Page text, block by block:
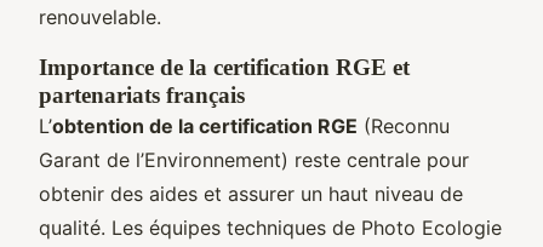
renouvelable.
Importance de la certification RGE et
partenariats français
L’obtention de la certification RGE (Reconnu
Garant de l’Environnement) reste centrale pour
obtenir des aides et assurer un haut niveau de
qualité. Les équipes techniques de Photo Ecologie